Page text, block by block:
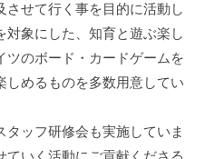
させて行く事を目的に活動し
象にした、知育と遊ぶ楽し
ツのボード・カードゲームを
しめるものを多数用意してい
ッフ研修会も実施していま